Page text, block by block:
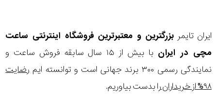
ایران تایمر بزرگترین و معتبرترین فروشگاه اینترنتی ساعت
مچی در ایران
با بیش از ۱۵ سال سابقه فروش ساعت و
نمایندگی رسمی ۳۰۰ برند جهانی است و توانسته ایم
رضایت
۹۸% از خریداران
را بدست بیاوریم.